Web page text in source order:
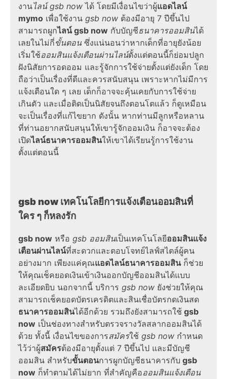
งานไลน์gsb now ได้ โดยมีเงื่อนไขว่าผู้แอดไลน์
mymo เพื่อใช้งาน gsb now ต้องมีอายุ 7 ปีขึ้นไป
สามารถผูกไลน์gsb now กับบัญชีธนาคารออมสินได้
เลยในไม่กี่ขั้นตอน ซึ่งแน่นอนว่าหากเด็กที่อายุยังน้อย
เริ่มใช้ออมสินแจ้งเตือนผ่านไลน์ตั้งแต่ตอนนี้ก็ย่อมปลูก
ฝังนิสัยการอดออม และรู้จักการใช้จ่ายตั้งแต่ยังเด็ก โดย
ถือว่าเป็นเรื่องที่ดีและควรสนับสนุน เพราะหากไม่มีการ
แจ้งเตือนใด ๆ เลย เด็กก็อาจจะคุ้นเคยกับการใช้จ่าย
เกินตัว และเมื่อติดเป็นนิสัยจนถึงตอนโตแล้ว ก็ดูเหมือน
จะเป็นเรื่องที่แก้ไขยาก ดังนั้น หากท่านมีลูกหรือหลาน
ที่ท่านอยากสนับสนุนให้เขารู้จักออมเงิน ก็อาจจะต้อง
เปิดไลน์ธนาคารออมสินให้เขาได้เรียนรู้การใช้งาน
ตั้งแต่ตอนนี้
gsb now เทคโนโลยีการแจ้งเตือนออมสินที่
ใคร ๆ ก็หลงรัก
gsb now หรือ gsb ออมสินเป็นเทคโนโลยีออมสินแจ้ง
เตือนผ่านไลน์ที่สะดวกและตอบโจทย์ไลฟ์สไตล์ผู้คน
อย่างมาก เพียงแค่คุณแอดไลน์ธนาคารออมสินก็ช่วย
ให้คุณเช็คยอดเงินเข้าเงินออกบัญชีออมสินได้แบบ
ละเอียดยิบ นอกจากนี้ บริการ gsb now ยังช่วยให้คุณ
สามารถเช็คยอดบัตรเครดิตและสินเชื่อบัตรกดเงินสด
ธนาคารออมสินได้อีกด้วย รวมถึงยังสามารถใช้ gsb
now เป็นช่องทางสำหรับตรวจรางวัลสลากออมสินได้
ด้วย ทั้งนี้ เงื่อนไขของการสมัครใช้ gsb now กำหนด
ไว้ว่าผู้สมัครต้องมีอายุตั้งแต่ 7 ปีขึ้นไป และมีบัญชี
ออมสิน สำหรับขั้นตอนการผูกบัญชีธนาคารกับ gsb
now ก็ทำตามได้ไม่ยาก ที่สำคัญคือออมสินแจ้งเตือน